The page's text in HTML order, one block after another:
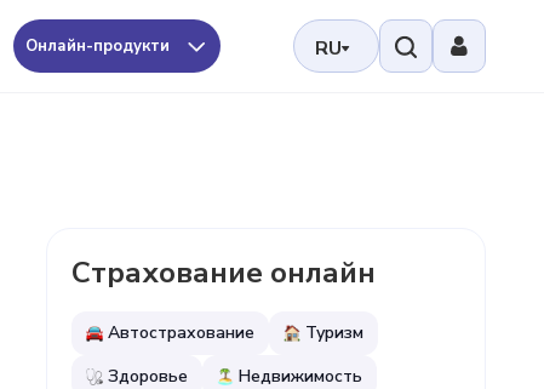
Онлайн-продукти RU
Страхование онлайн
Автострахование
Туризм
Здоровье
Недвижимость